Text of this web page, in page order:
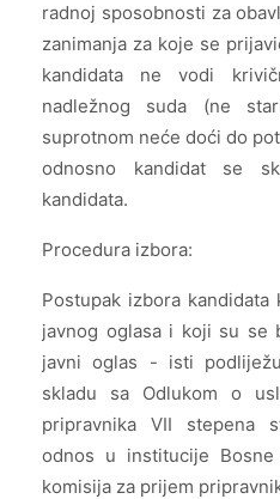
radnoj sposobnosti za
zanimanja za koje se
kandidata ne vodi
nadležnog suda (ne
suprotnom neće doći do
odnosno kandidat se
kandidata.
Procedura izbora:
Postupak izbora
javnog oglasa i koji su se
javni oglas - isti
skladu sa Odlukom o
pripravnika VII stepena
odnos u institucije
komisija za prijem